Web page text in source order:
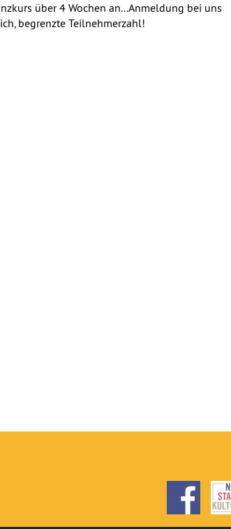
über 4 Wochen an...Anmeldung bei uns
begrenzte Teilnehmerzahl!